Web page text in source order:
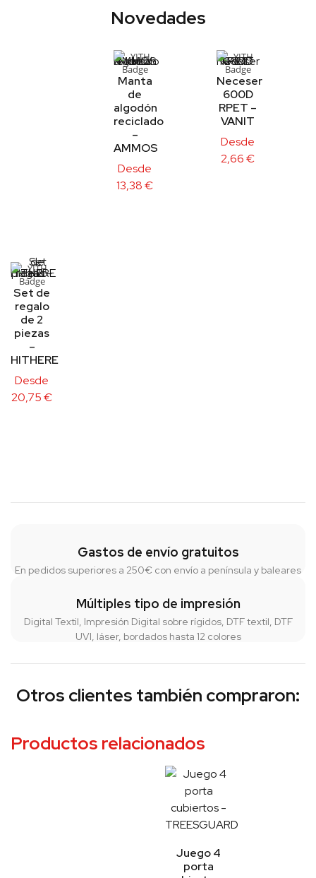
Novedades
Manta
de
algodón
reciclado
–
AMMOS
Desde
13,38€
Neceser
600D
RPET –
VANIT
Desde
2,66€
Set de
regalo
de 2
piezas
–
HITHERE
Desde
20,75€
Gastos de envío gratuitos
En pedidos superiores a 250€ con envío a península y baleares
Múltiples tipo de impresión
Digital Textil, Impresión Digital sobre rígidos, DTF textil, DTF
UVI, láser, bordados hasta 12 colores
Otros clientes también compraron:
Productos relacionados
Juego 4
porta